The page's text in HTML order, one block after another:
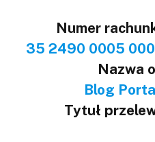
Numer
35 2490 0005
Nazwa
Blog
Tytuł